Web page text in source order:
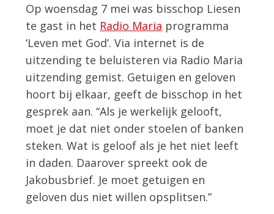
Op woensdag 7 mei was bisschop Liesen
te gast in het Radio Maria programma
‘Leven met God’. Via internet is de
uitzending te beluisteren via Radio Maria
uitzending gemist. Getuigen en geloven
hoort bij elkaar, geeft de bisschop in het
gesprek aan. “Als je werkelijk gelooft,
moet je dat niet onder stoelen of banken
steken. Wat is geloof als je het niet leeft
in daden. Daarover spreekt ook de
Jakobusbrief. Je moet getuigen en
geloven dus niet willen opsplitsen.”